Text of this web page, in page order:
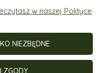
w naszej Polityce
NIEZBĘDNE
ZGODY